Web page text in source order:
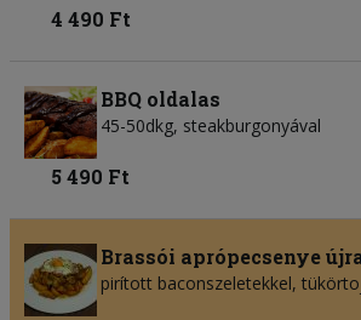
4 490 Ft
BBQ oldalas
45-50dkg, steakburgonyával
5 490 Ft
Brassói aprópecsenye
pirított baconszeletekkel,